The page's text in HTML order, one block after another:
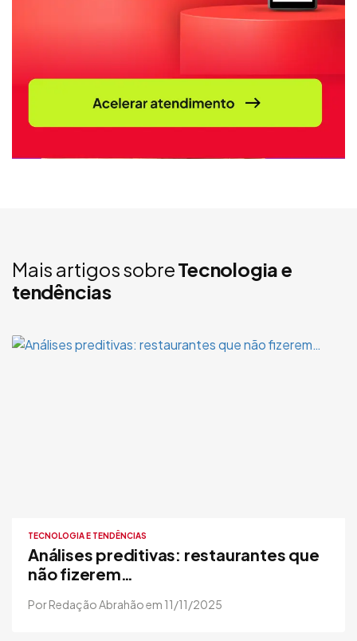
Mais artigos sobreTecnologia e
tendências
TECNOLOGIA E TENDÊNCIAS
Análises preditivas: restaurantes que
não fizerem…
Por Redação Abrahão em 11/11/2025